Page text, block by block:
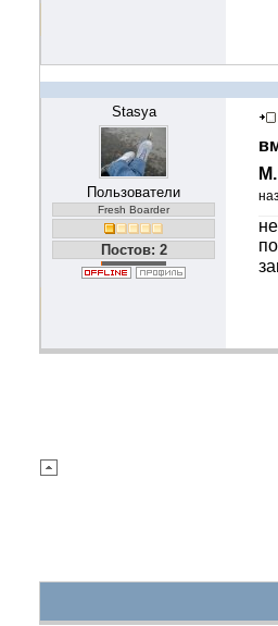
Stasya
Пользователи
Fresh Boarder
Постов: 2